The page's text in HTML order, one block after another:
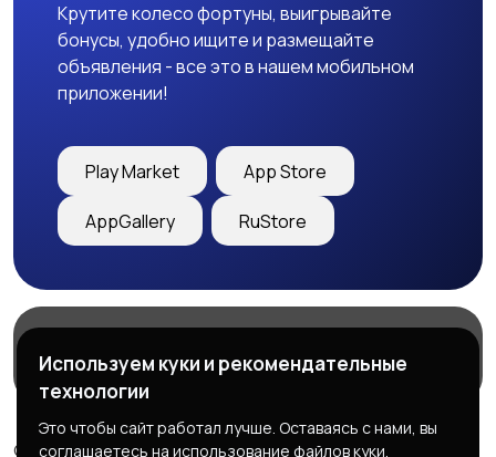
Крутите колесо фортуны, выигрывайте
бонусы, удобно ищите и размещайте
объявления - все это в нашем мобильном
приложении!
Play Market App Store
AppGallery RuStore
Служба поддержки
© 2026 Freebby - Сервис бесплатных объявлений ДНР
Используем куки и рекомендательные
технологии
Это чтобы сайт работал лучше. Оставаясь с нами, вы
соглашаетесь на использование файлов куки.